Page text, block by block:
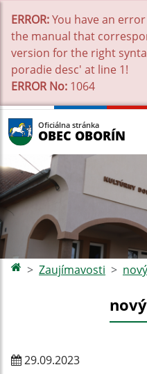
ERROR:You have an
the manual that
version for the right
poradie desc' at line 1!
ERROR No: 1064
Oficiálna stránka
OBEC OBORÍN
Zaujímavosti
29.09.2023